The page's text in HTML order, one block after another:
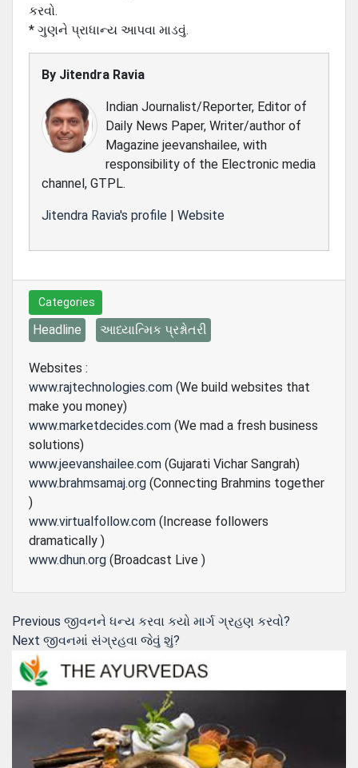
કરવો.
* ગુણને પ્રાધાન્ય આપવા માડવું.
By Jitendra Ravia
Indian Journalist/Reporter, Editor of
Daily News Paper, Writer/author of
Magazine jeevanshailee, with
responsibility of the Electronic media
channel, GTPL.
Jitendra Ravia's profile | Website
Categories
Headline આધ્યાત્મિક પ્રશ્નોતરી
Websites :
www.rajtechnologies.com (We build websites that
make you money)
www.marketdecides.com (We mad a fresh business
solutions)
www.jeevanshailee.com (Gujarati Vichar Sangrah)
www.brahmsamaj.org (Connecting Brahmins together
)
www.virtualfollow.com (Increase followers
dramatically )
www.dhun.org (Broadcast Live )
Post
navigation
Previous Previous
post:
જીવનને ધન્ય કરવા કયો માર્ગ ગ્રહણ કરવો?
Next Next
જીવનમાં સંગ્રહવા જેવું શું?